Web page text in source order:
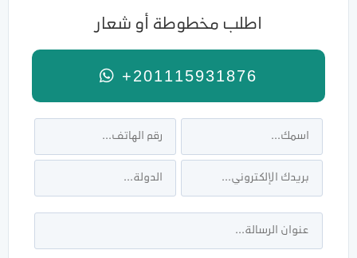
اطلب مخطوطة أو شعار
+201115931876